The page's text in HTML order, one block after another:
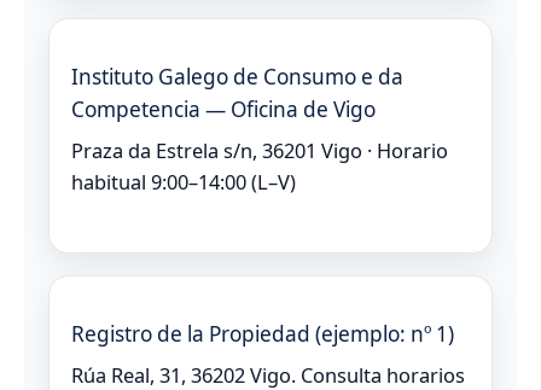
Instituto Galego de Consumo e da
Competencia — Oficina de Vigo
Praza da Estrela s/n, 36201 Vigo · Horario
habitual 9:00–14:00 (L–V)
Registro de la Propiedad (ejemplo: nº 1)
Rúa Real, 31, 36202 Vigo. Consulta horarios